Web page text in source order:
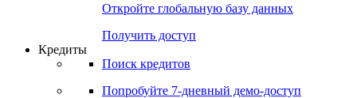
Откройте глобальную базу данных
Получить доступ
Кредиты
Поиск кредитов
Попробуйте 7-дневный демо-доступ